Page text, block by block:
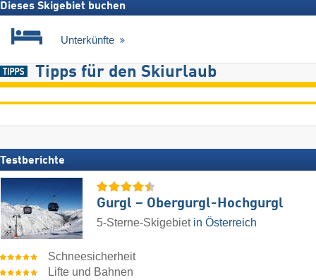
Dieses Skigebiet buchen
Unterkünfte
Tipps für den Skiurlaub
Testberichte
Gurgl – Obergurgl-Hochgurgl
5-Sterne-Skigebiet in Österreich
Schneesicherheit
Lifte und Bahnen